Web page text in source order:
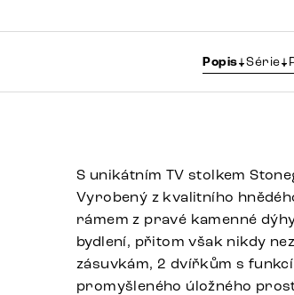
Popis Série
S unikátním TV stolkem
Vyrobený z kvalitního
rámem z pravé kamenné
bydlení, přitom však nikdy
zásuvkám, 2 dvířkům s
promyšleného úložného